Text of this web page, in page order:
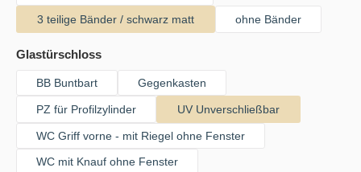
3 teilige Bänder / schwarz matt ohne Bänder
Glastürschlossauswählen
BB Buntbart Gegenkasten
PZ für Profilzylinder UV Unverschließbar
WC Griff vorne - mit Riegel ohne Fenster
WC mit Knauf ohne Fenster